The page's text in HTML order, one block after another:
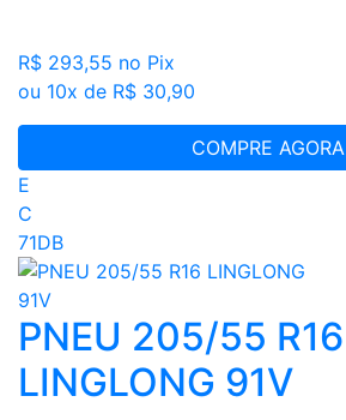
R$ 293,55 no Pix
ou 10x de R$ 30,90
COMPRE AGORA
E
C
71DB
PNEU 205/55 R16
LINGLONG 91V